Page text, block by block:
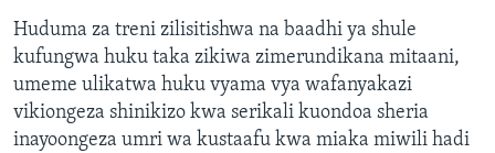
Huduma za treni zilisitishwa na baadhi ya shule
kufungwa huku taka zikiwa zimerundikana mitaani,
umeme ulikatwa huku vyama vya wafanyakazi
vikiongeza shinikizo kwa serikali kuondoa sheria
inayoongeza umri wa kustaafu kwa miaka miwili hadi